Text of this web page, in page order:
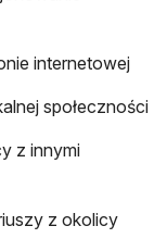
internetowej
społeczności
z innymi
z okolicy